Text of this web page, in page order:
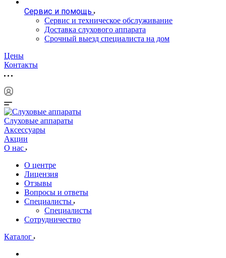
Сервис и помощь
Сервис и техническое обслуживание
Доставка слухового аппарата
Срочный выезд специалиста на дом
Цены
Контакты
Слуховые аппараты
Аксессуары
Акции
О нас
О центре
Лицензия
Отзывы
Вопросы и ответы
Специалисты
Специалисты
Сотрудничество
Каталог